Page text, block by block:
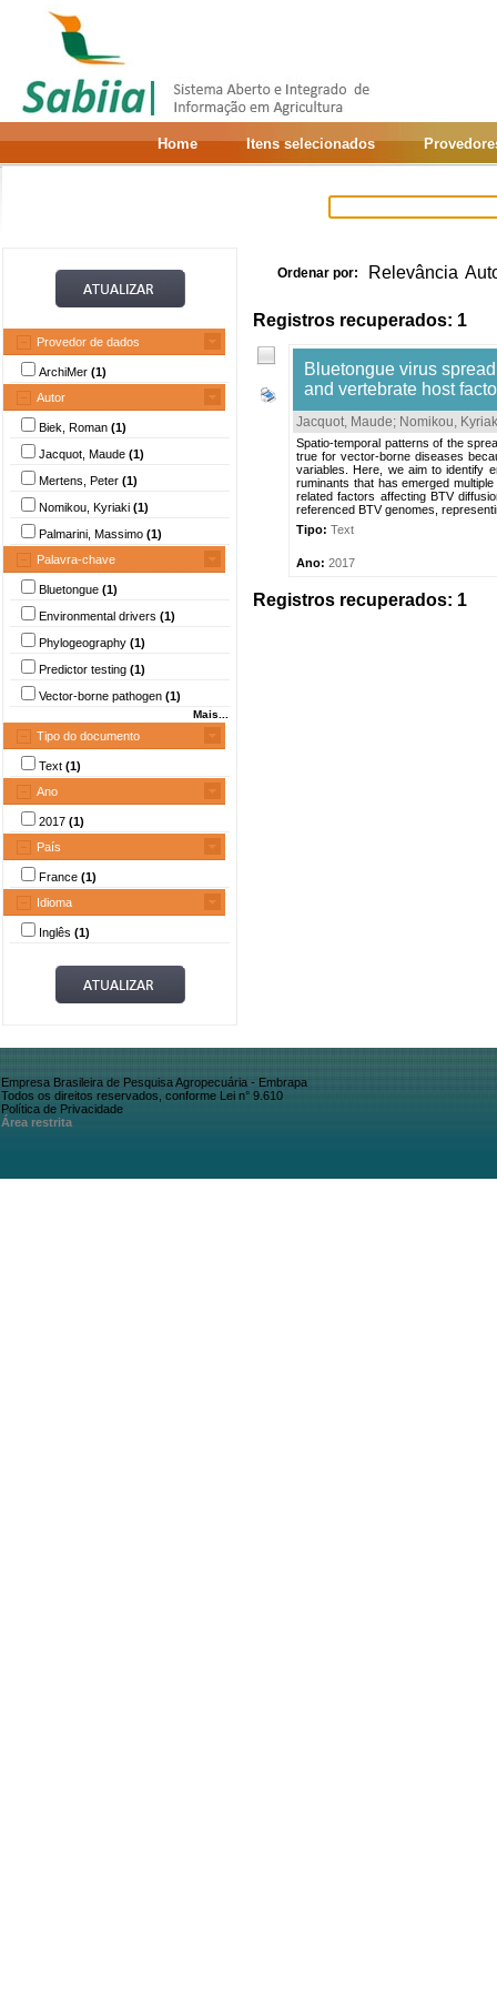
Home Itens selecionados
Provedor de dados
ArchiMer (1)
Autor
Biek, Roman (1)
Jacquot, Maude (1)
Mertens, Peter (1)
Nomikou, Kyriaki (1)
Palmarini, Massimo (1)
Palavra-chave
Bluetongue (1)
Environmental drivers (1)
Phylogeography (1)
Predictor testing (1)
Vector-borne pathogen (1)
Mais...
Tipo do documento
Text (1)
Ano
2017 (1)
País
France (1)
Idioma
Inglês (1)
Ordenar por: Relevância
Registros recuperados: 1
Bluetongue virus
and vertebrate host
Jacquot, Maude; Nomikou,
Spatio-temporal patterns of the
true for vector-borne diseases
variables. Here, we aim to identify
ruminants that has emerged
related factors affecting BTV
referenced BTV genomes,
Tipo: Text
Ano: 2017
Registros recuperados: 1
Empresa Brasileira de Pesquisa Agropecuária - Embrapa
Todos os direitos reservados, conforme Lei n° 9.610
Política de Privacidade
Área restrita